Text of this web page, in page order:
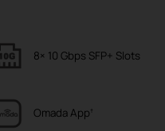
8× 10 Gbps SFP+ Slots
OmadaApp †